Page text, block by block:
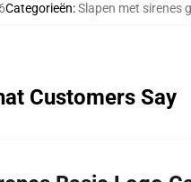
Categorieën:Slapen met sirenes
Customers Say